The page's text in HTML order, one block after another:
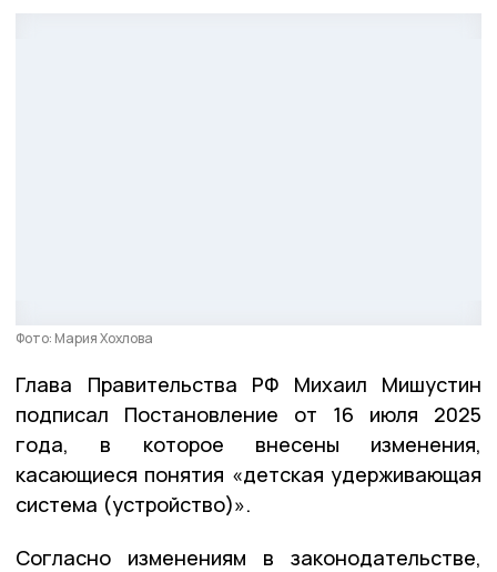
Фото: Мария Хохлова
Глава Правительства РФ Михаил Мишустин
подписал Постановление от 16 июля 2025
года, в которое внесены изменения,
касающиеся понятия «детская удерживающая
система (устройство)».
Согласно изменениям в законодательстве,